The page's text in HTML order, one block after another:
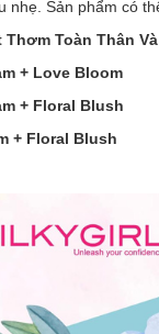
nhẹ. Sản phẩm có
Thơm Toàn Thân
+ Love Bloom
+ Floral Blush
+ Floral Blush